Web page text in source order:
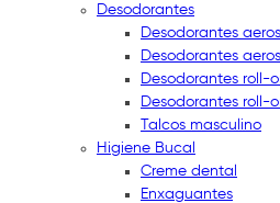
Desodorantes
Desodorantes
Desodorantes
Desodorantes roll-
Desodorantes roll-
Talcos masculino
Higiene Bucal
Creme dental
Enxaguantes